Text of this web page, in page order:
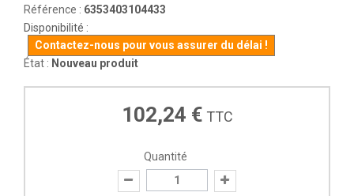
Référence : 6353403104433
Disponibilité :
Contactez-nous pour vous assurer du délai !
État : Nouveau produit
102,24 € TTC
Quantité